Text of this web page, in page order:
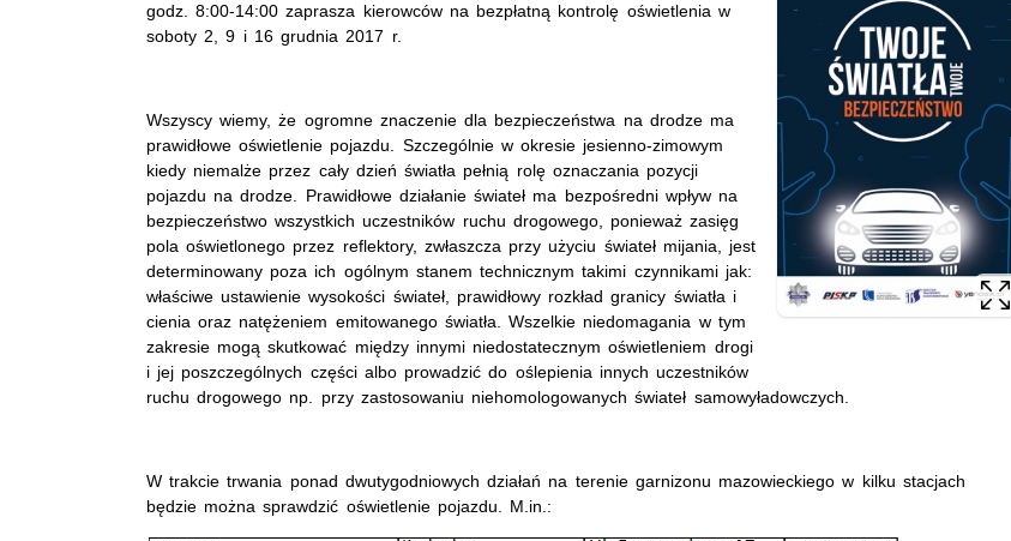
godz. 8:00-14:00 zaprasza kierowców na bezpłatną kontrolę oświetlenia w
soboty 2, 9 i 16 grudnia 2017 r.
Wszyscy wiemy, że ogromne znaczenie dla bezpieczeństwa na drodze ma
prawidłowe oświetlenie pojazdu. Szczególnie w okresie jesienno-zimowym
kiedy niemalże przez cały dzień światła pełnią rolę oznaczania pozycji
pojazdu na drodze. Prawidłowe działanie świateł ma bezpośredni wpływ na
bezpieczeństwo wszystkich uczestników ruchu drogowego, ponieważ zasięg
pola oświetlonego przez reflektory, zwłaszcza przy użyciu świateł mijania, jest
determinowany poza ich ogólnym stanem technicznym takimi czynnikami jak:
właściwe ustawienie wysokości świateł, prawidłowy rozkład granicy światła i
cienia oraz natężeniem emitowanego światła. Wszelkie niedomagania w tym
zakresie mogą skutkować między innymi niedostatecznym oświetleniem drogi
i jej poszczególnych części albo prowadzić do oślepienia innych uczestników
ruchu drogowego np. przy zastosowaniu niehomologowanych świateł samowyładowczych.
W trakcie trwania ponad dwutygodniowych działań na terenie garnizonu mazowieckiego w kilku stacjach
będzie można sprawdzić oświetlenie pojazdu. M.in.: